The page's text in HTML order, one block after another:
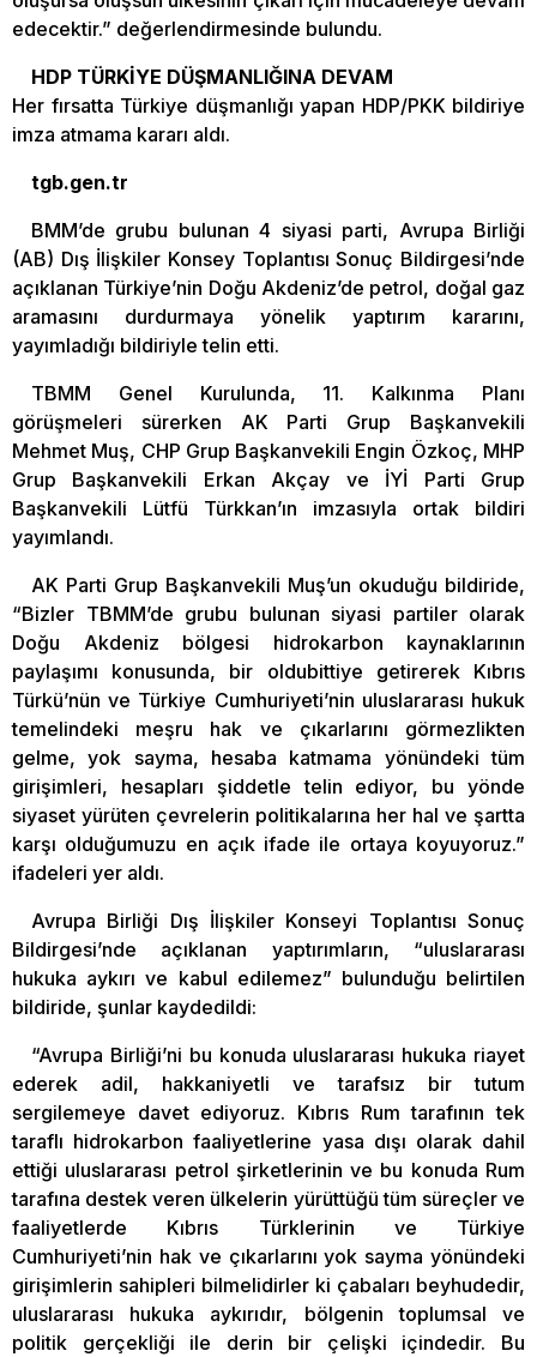
edecektir.” değerlendirmesinde bulundu.
HDP TÜRKİYE DÜŞMANLIĞINA DEVAM
Her fırsatta Türkiye düşmanlığı yapan HDP/PKK bildiriye
imza atmama kararı aldı.
tgb.gen.tr
BMM’de grubu bulunan 4 siyasi parti, Avrupa Birliği
(AB) Dış İlişkiler Konsey Toplantısı Sonuç Bildirgesi’nde
açıklanan Türkiye’nin Doğu Akdeniz’de petrol, doğal gaz
aramasını durdurmaya yönelik yaptırım kararını,
yayımladığı bildiriyle telin etti.
TBMM Genel Kurulunda, 11. Kalkınma Planı
görüşmeleri sürerken AK Parti Grup Başkanvekili
Mehmet Muş, CHP Grup Başkanvekili Engin Özkoç, MHP
Grup Başkanvekili Erkan Akçay ve İYİ Parti Grup
Başkanvekili Lütfü Türkkan’ın imzasıyla ortak bildiri
yayımlandı.
AK Parti Grup Başkanvekili Muş’un okuduğu bildiride,
“Bizler TBMM’de grubu bulunan siyasi partiler olarak
Doğu Akdeniz bölgesi hidrokarbon kaynaklarının
paylaşımı konusunda, bir oldubittiye getirerek Kıbrıs
Türkü’nün ve Türkiye Cumhuriyeti’nin uluslararası hukuk
temelindeki meşru hak ve çıkarlarını görmezlikten
gelme, yok sayma, hesaba katmama yönündeki tüm
girişimleri, hesapları şiddetle telin ediyor, bu yönde
siyaset yürüten çevrelerin politikalarına her hal ve şartta
karşı olduğumuzu en açık ifade ile ortaya koyuyoruz.”
ifadeleri yer aldı.
Avrupa Birliği Dış İlişkiler Konseyi Toplantısı Sonuç
Bildirgesi’nde açıklanan yaptırımların, “uluslararası
hukuka aykırı ve kabul edilemez” bulunduğu belirtilen
bildiride, şunlar kaydedildi:
“Avrupa Birliği’ni bu konuda uluslararası hukuka riayet
ederek adil, hakkaniyetli ve tarafsız bir tutum
sergilemeye davet ediyoruz. Kıbrıs Rum tarafının tek
taraflı hidrokarbon faaliyetlerine yasa dışı olarak dahil
ettiği uluslararası petrol şirketlerinin ve bu konuda Rum
tarafına destek veren ülkelerin yürüttüğü tüm süreçler ve
faaliyetlerde Kıbrıs Türklerinin ve Türkiye
Cumhuriyeti’nin hak ve çıkarlarını yok sayma yönündeki
girişimlerin sahipleri bilmelidirler ki çabaları beyhudedir,
uluslararası hukuka aykırıdır, bölgenin toplumsal ve
politik gerçekliği ile derin bir çelişki içindedir. Bu